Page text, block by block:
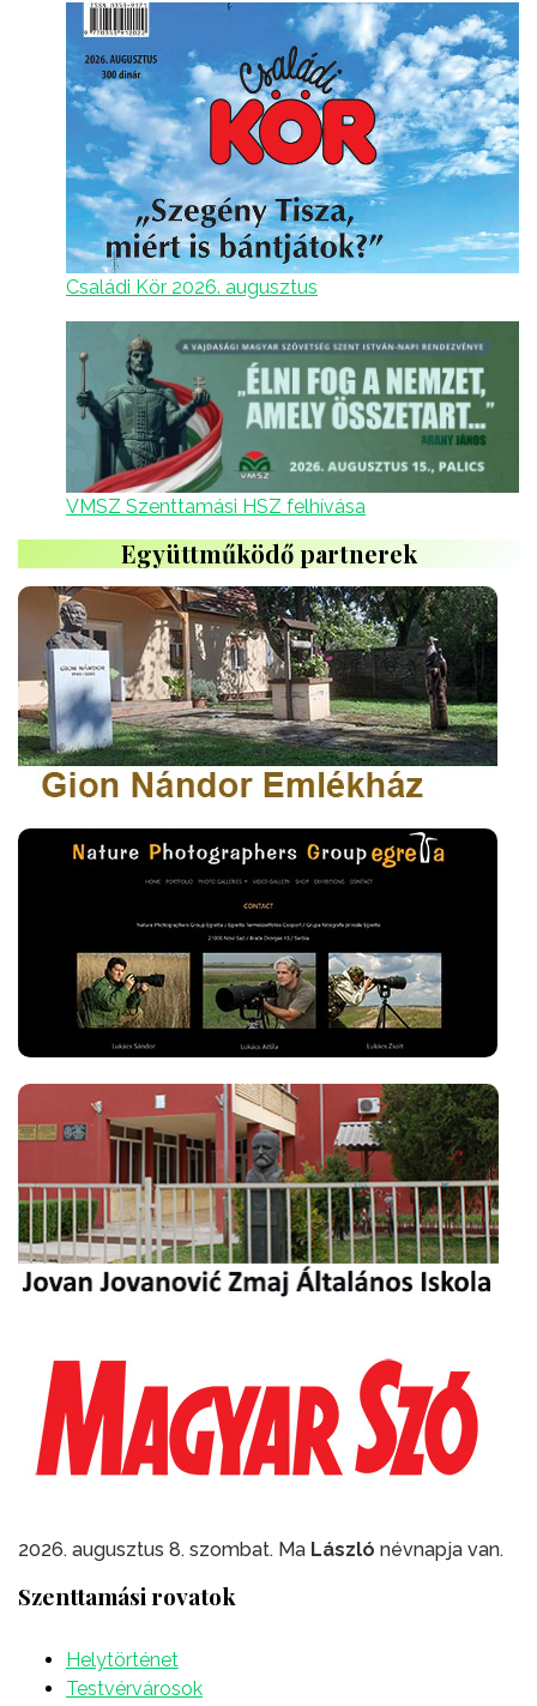
Családi Kör 2026. augusztus
VMSZ Szenttamási HSZ felhívása
Együttműködő partnerek
2026. augusztus 8. szombat. Ma László névnapja van.
Szenttamási rovatok
Helytörténet
Testvérvárosok